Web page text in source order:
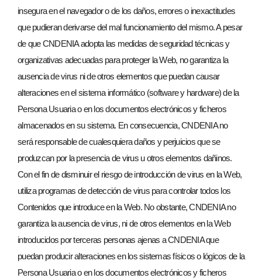
insegura en el navegador o de los daños, errores o inexactitudes
que pudieran derivarse del mal funcionamiento del mismo. A pesar
de que CNDENIA adopta las medidas de seguridad técnicas y
organizativas adecuadas para proteger la Web, no garantiza la
ausencia de virus ni de otros elementos que puedan causar
alteraciones en el sistema informático (software y hardware) de la
Persona Usuaria o en los documentos electrónicos y ficheros
almacenados en su sistema. En consecuencia, CNDENIA no
será responsable de cualesquiera daños y perjuicios que se
produzcan por la presencia de virus u otros elementos dañinos.
Con el fin de disminuir el riesgo de introducción de virus en la Web,
utiliza programas de detección de virus para controlar todos los
Contenidos que introduce en la Web. No obstante, CNDENIA no
garantiza la ausencia de virus, ni de otros elementos en la Web
introducidos por terceras personas ajenas a CNDENIA que
puedan producir alteraciones en los sistemas físicos o lógicos de la
Persona Usuaria o en los documentos electrónicos y ficheros